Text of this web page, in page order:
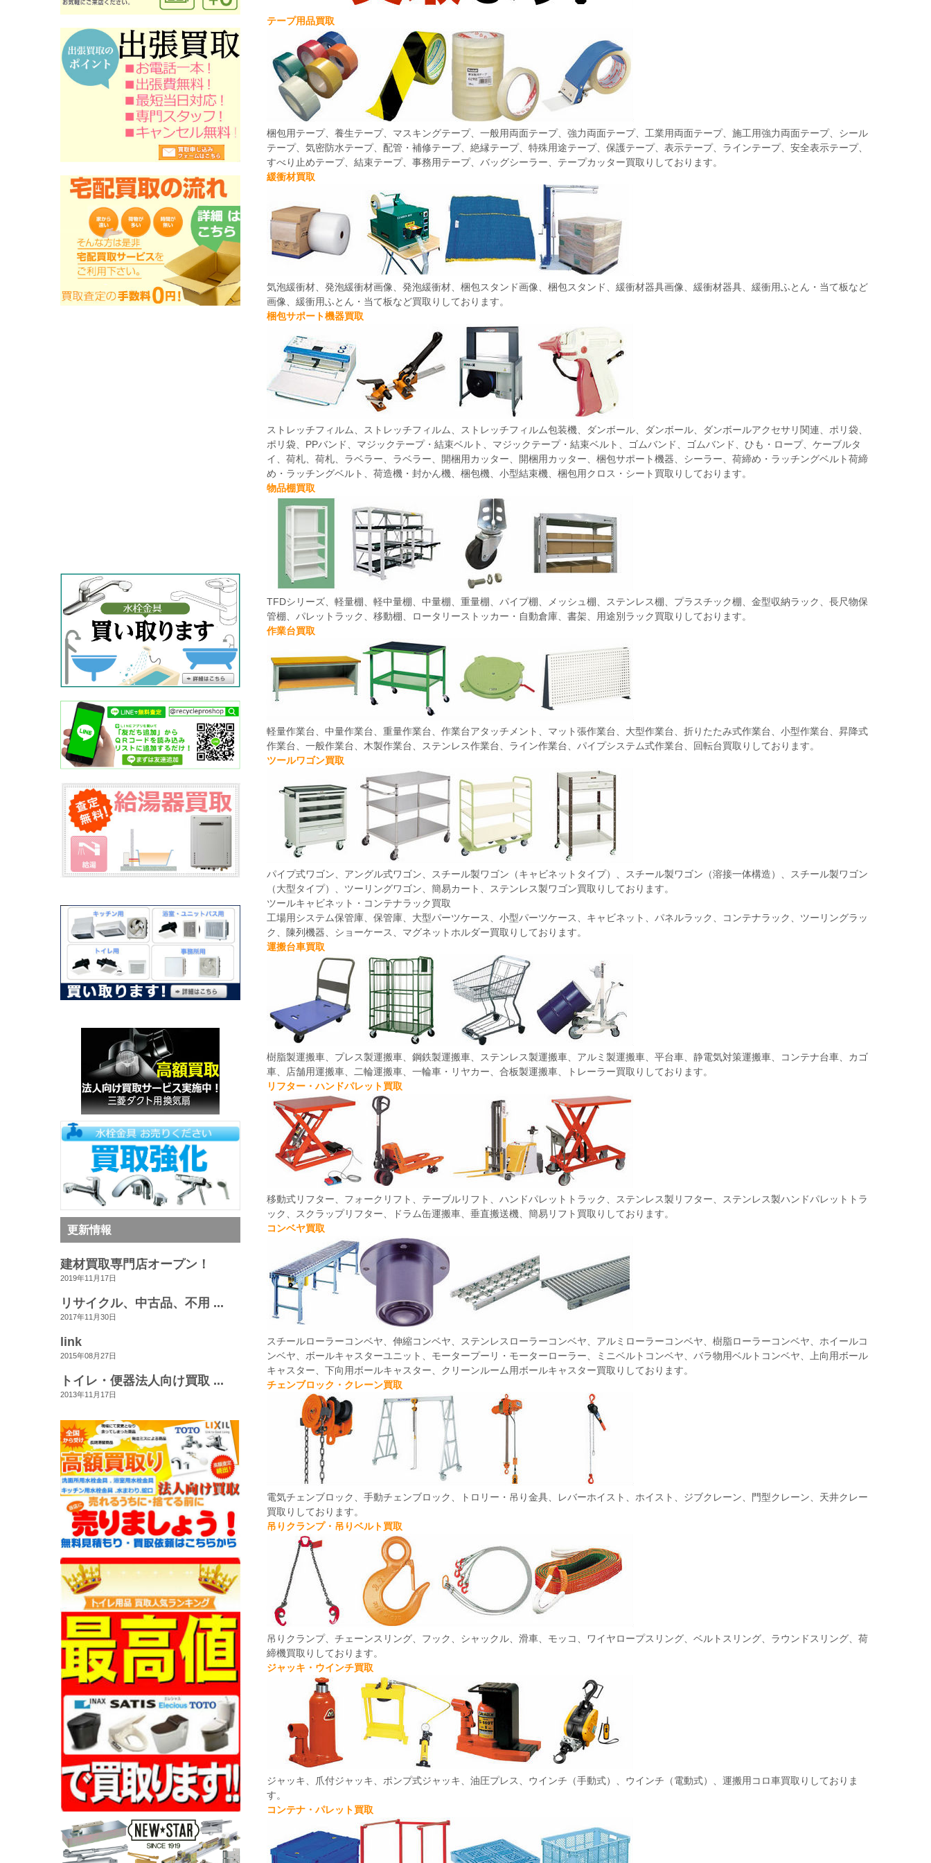
テープ用品買取
梱包用テープ、養生テープ、マスキングテープ、一般用両面テープ、強力両面テープ、工業用両面テープ、施工用強力両面テープ、シール
テープ、気密防水テープ、配管・補修テープ、絶縁テープ、特殊用途テープ、保護テープ、表示テープ、ラインテープ、安全表示テープ、
すべり止めテープ、結束テープ、事務用テープ、バッグシーラー、テープカッター買取りしております。
緩衝材買取
気泡緩衝材、発泡緩衝材画像、発泡緩衝材、梱包スタンド画像、梱包スタンド、緩衝材器具画像、緩衝材器具、緩衝用ふとん・当て板など
画像、緩衝用ふとん・当て板など買取りしております。
梱包サポート機器買取
ストレッチフィルム、ストレッチフィルム、ストレッチフィルム包装機、ダンボール、ダンボール、ダンボールアクセサリ関連、ポリ袋、
ポリ袋、PPバンド、マジックテープ・結束ベルト、マジックテープ・結束ベルト、ゴムバンド、ゴムバンド、ひも・ロープ、ケーブルタ
イ、荷札、荷札、ラベラー、ラベラー、開梱用カッター、開梱用カッター、梱包サポート機器、シーラー、荷締め・ラッチングベルト荷締
め・ラッチングベルト、荷造機・封かん機、梱包機、小型結束機、梱包用クロス・シート買取りしております。
物品棚買取
TFDシリーズ、軽量棚、軽中量棚、中量棚、重量棚、パイプ棚、メッシュ棚、ステンレス棚、プラスチック棚、金型収納ラック、長尺物保
管棚、パレットラック、移動棚、ロータリーストッカー・自動倉庫、書架、用途別ラック買取りしております。
作業台買取
軽量作業台、中量作業台、重量作業台、作業台アタッチメント、マット張作業台、大型作業台、折りたたみ式作業台、小型作業台、昇降式
作業台、一般作業台、木製作業台、ステンレス作業台、ライン作業台、パイプシステム式作業台、回転台買取りしております。
ツールワゴン買取
パイプ式ワゴン、アングル式ワゴン、スチール製ワゴン（キャビネットタイプ）、スチール製ワゴン（溶接一体構造）、スチール製ワゴン
（大型タイプ）、ツーリングワゴン、簡易カート、ステンレス製ワゴン買取りしております。
ツールキャビネット・コンテナラック買取
工場用システム保管庫、保管庫、大型パーツケース、小型パーツケース、キャビネット、パネルラック、コンテナラック、ツーリングラッ
ク、陳列機器、ショーケース、マグネットホルダー買取りしております。
運搬台車買取
樹脂製運搬車、プレス製運搬車、鋼鉄製運搬車、ステンレス製運搬車、アルミ製運搬車、平台車、静電気対策運搬車、コンテナ台車、カゴ
車、店舗用運搬車、二輪運搬車、一輪車・リヤカー、合板製運搬車、トレーラー買取りしております。
リフター・ハンドパレット買取
移動式リフター、フォークリフト、テーブルリフト、ハンドパレットトラック、ステンレス製リフター、ステンレス製ハンドパレットトラ
ック、スクラップリフター、ドラム缶運搬車、垂直搬送機、簡易リフト買取りしております。
コンベヤ買取
スチールローラーコンベヤ、伸縮コンベヤ、ステンレスローラーコンベヤ、アルミローラーコンベヤ、樹脂ローラーコンベヤ、ホイールコ
ンベヤ、ボールキャスターユニット、モータープーリ・モーターローラー、ミニベルトコンベヤ、バラ物用ベルトコンベヤ、上向用ボール
キャスター、下向用ボールキャスター、クリーンルーム用ボールキャスター買取りしております。
チェンブロック・クレーン買取
電気チェンブロック、手動チェンブロック、トロリー・吊り金具、レバーホイスト、ホイスト、ジブクレーン、門型クレーン、天井クレー
買取りしております。
吊りクランプ・吊りベルト買取
吊りクランプ、チェーンスリング、フック、シャックル、滑車、モッコ、ワイヤロープスリング、ベルトスリング、ラウンドスリング、荷
締機買取りしております。
ジャッキ・ウインチ買取
ジャッキ、爪付ジャッキ、ポンプ式ジャッキ、油圧プレス、ウインチ（手動式）、ウインチ（電動式）、運搬用コロ車買取りしておりま
す。
コンテナ・パレット買取
更新情報
建材買取専門店オープン！
2019年11月17日
リサイクル、中古品、不用 ...
2017年11月30日
link
2015年08月27日
トイレ・便器法人向け買取 ...
2013年11月17日